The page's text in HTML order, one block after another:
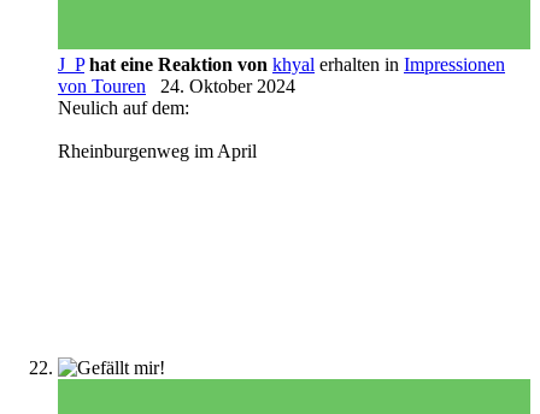
J_P hat eine Reaktion von khyal erhalten in Impressionen
von Touren
24. Oktober 2024
Neulich auf dem:
Rheinburgenweg im April